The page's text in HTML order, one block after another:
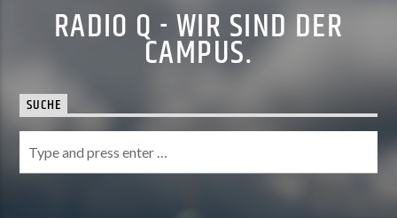
RADIO Q - WIR SIND DER
CAMPUS.
SUCHE